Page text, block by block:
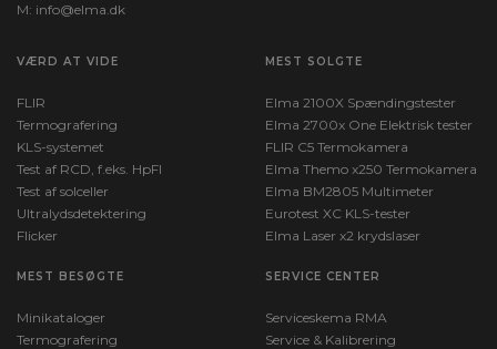
M: info@elma.dk
VÆRD AT VIDE
FLIR
Termografering
KLS-systemet
Test af RCD, f.eks. HpFI
Test af solceller
Ultralydsdetektering
Flicker
MEST SOLGTE
Elma 2100X Spændingstester
Elma 2700x One Elektrisk tester
FLIR C5 Termokamera
Elma Themo x250 Termokamera
Elma BM2805 Multimeter
Eurotest XC KLS-tester
Elma Laser x2 krydslaser
MEST BESØGTE
Minikataloger
Termografering
SERVICE CENTER
Serviceskema RMA
Service & Kalibrering